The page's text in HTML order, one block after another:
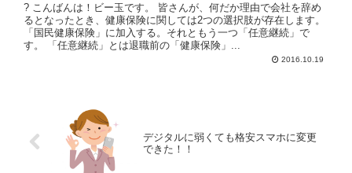
? こんばんは！ビー玉です。 皆さんが、何だか理由で会社を辞め
るとなったとき、健康保険に関しては2つの選択肢が存在します。
「国民健康保険」に加入する。それともう一つ「任意継続」で
す。 「任意継続」とは退職前の「健康保険」...
2016.10.19
デジタルに弱くても格安スマホに変更
できた！！